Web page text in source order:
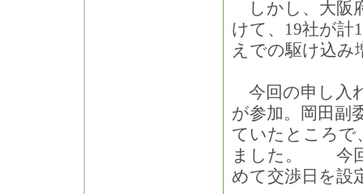
しかし、大阪
けて、19社が計
えでの駆け込み
今回の申し入
が参加。岡田副
ていたところで
ました。 今回
めて交渉日を設